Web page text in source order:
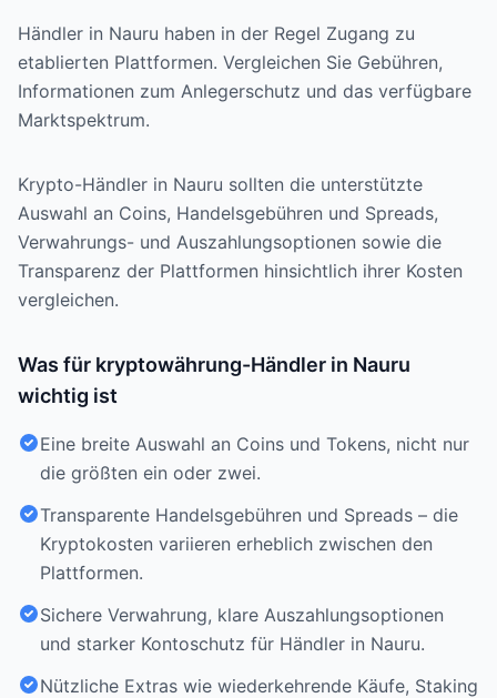
Händler in Nauru haben in der Regel Zugang zu
etablierten Plattformen. Vergleichen Sie Gebühren,
Informationen zum Anlegerschutz und das verfügbare
Marktspektrum.
Krypto-Händler in Nauru sollten die unterstützte
Auswahl an Coins, Handelsgebühren und Spreads,
Verwahrungs- und Auszahlungsoptionen sowie die
Transparenz der Plattformen hinsichtlich ihrer Kosten
vergleichen.
Was für kryptowährung-Händler in Nauru
wichtig ist
Eine breite Auswahl an Coins und Tokens, nicht nur
die größten ein oder zwei.
Transparente Handelsgebühren und Spreads – die
Kryptokosten variieren erheblich zwischen den
Plattformen.
Sichere Verwahrung, klare Auszahlungsoptionen
und starker Kontoschutz für Händler in Nauru.
Nützliche Extras wie wiederkehrende Käufe, Staking